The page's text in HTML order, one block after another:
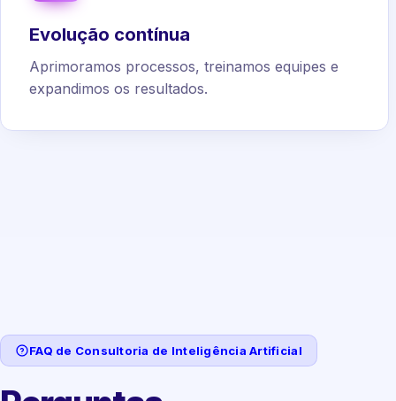
Evolução contínua
Aprimoramos processos, treinamos equipes e
expandimos os resultados.
FAQ de Consultoria de Inteligência Artificial